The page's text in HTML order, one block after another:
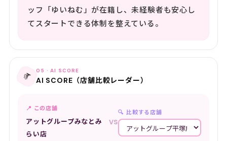
ッフ「ゆいねむ」が在籍し、未経験者も安心し
てスタートできる体制を整えている。
📡 05 · AI SCORE
AI SCORE（店舗比較レーダー）
📍 この店舗
アットグループみなとみ
らい店
VS
🔍 比較する店舗